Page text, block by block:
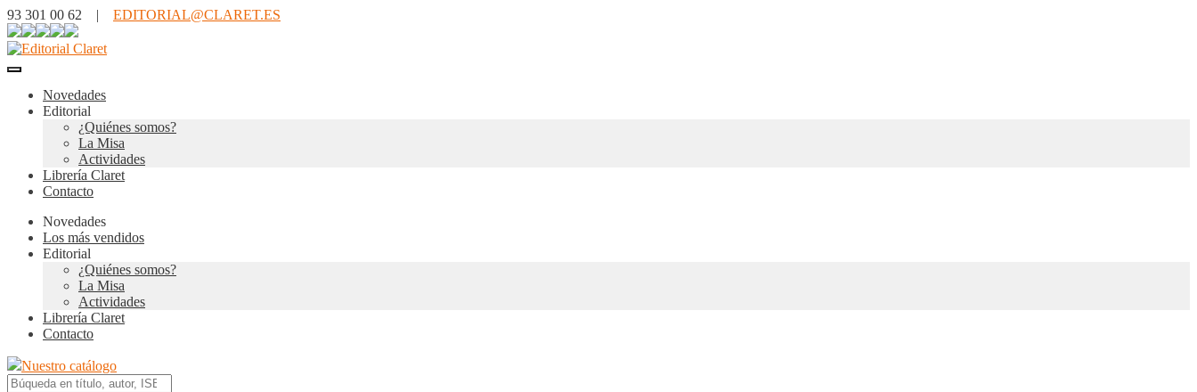
93 301 00 62 | EDITORIAL@CLARET.ES
Novedades
Editorial
¿Quiénes somos?
La Misa
Actividades
Librería Claret
Contacto
Novedades
Los más vendidos
Editorial
¿Quiénes somos?
La Misa
Actividades
Librería Claret
Contacto
Nuestro catálogo